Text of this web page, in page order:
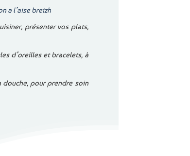
a l’aise breizh
présenter vos plats,
d’oreilles et bracelets, à
pour prendre soin